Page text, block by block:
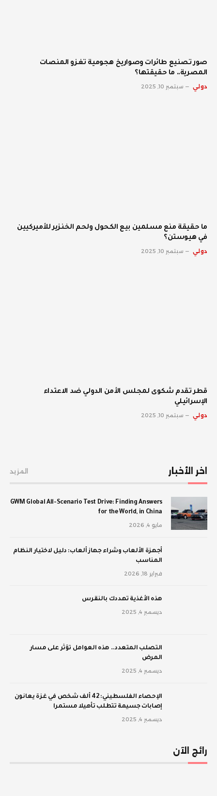
صور تصنيع طائرات وصواريخ هجومية تغزو المنصات
المصرية.. ما حقيقتها؟
دولي سبتمبر 10, 2025
ما حقيقة منع مسلمين بيع الكحول ولحم الخنزير للأميركيين
في هيوستن؟
دولي سبتمبر 10, 2025
قطر تقدم شكوى لمجلس الأمن الدولي ضد الاعتداء
الإسرائيلي
دولي سبتمبر 10, 2025
اخر الأخبار المزيد
GWM Global All-Scenario Test Drive: Finding Answers
for the World, in China
مايو 4, 2026
أجهزة الألعاب وشراء جهاز ألعاب: دليل لاختيار النظام
المناسب
فبراير 18, 2026
‫هذه الأغذية تهددك بالنقرس
ديسمبر 4, 2025
‫التصلب المتعدد.. هذه العوامل تؤثر على مسار
المرض
ديسمبر 4, 2025
الإحصاء الفلسطيني: 42 ألف شخص في غزة يعانون
إصابات جسيمة تتطلب تأهيلا مستمرا
ديسمبر 4, 2025
رائج الآن